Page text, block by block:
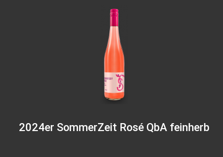
2024er SommerZeit Rosé QbA feinherb